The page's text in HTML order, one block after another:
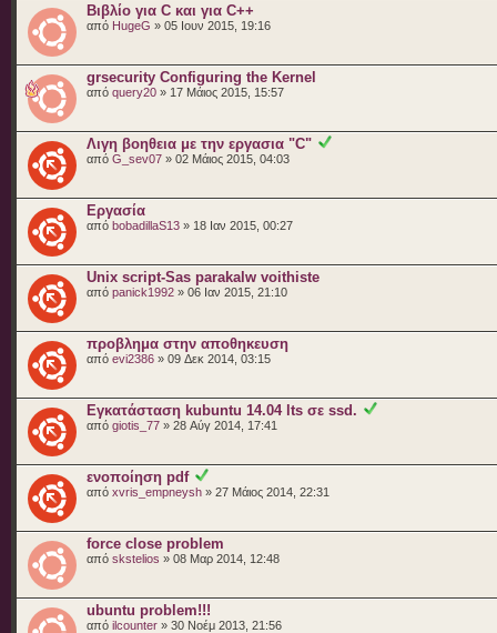
Βιβλίο για C και για C++
από HugeG » 05 Ιουν 2015, 19:16
grsecurity Configuring the Kernel
από query20 » 17 Μάιος 2015, 15:57
Λιγη βοηθεια με την εργασια "C"
από G_sev07 » 02 Μάιος 2015, 04:03
Εργασία
από bobadillaS13 » 18 Ιαν 2015, 00:27
Unix script-Sas parakalw voithiste
από panick1992 » 06 Ιαν 2015, 21:10
προβλημα στην αποθηκευση
από evi2386 » 09 Δεκ 2014, 03:15
Εγκατάσταση kubuntu 14.04 lts σε ssd.
από giotis_77 » 28 Αύγ 2014, 17:41
ενοποίηση pdf
από xvris_empneysh » 27 Μάιος 2014, 22:31
force close problem
από skstelios » 08 Μαρ 2014, 12:48
ubuntu problem!!!
από ilcounter » 30 Νοέμ 2013, 21:56